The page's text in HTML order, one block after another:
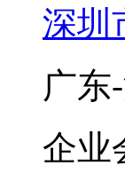
深圳
广东
企业